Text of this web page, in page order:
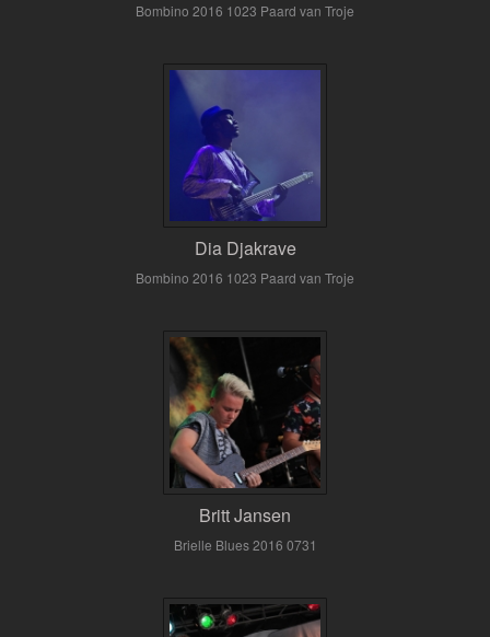
Bombino 2016 1023 Paard van Troje
Dia Djakrave
Bombino 2016 1023 Paard van Troje
Britt Jansen
Brielle Blues 2016 0731